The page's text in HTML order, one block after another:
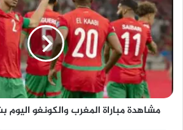
مباراة
المغرب
والكونغو
اليوم
بث
مباشر
يلا
شوت
مشاهدة مباراة المغرب والكونغو